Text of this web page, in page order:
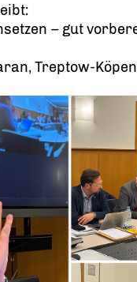
– gut
Treptow-